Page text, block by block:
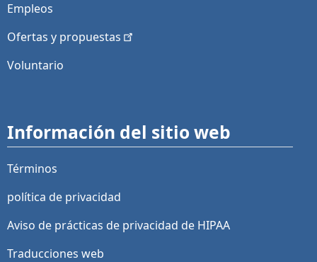
Empleos
Ofertas y propuestas
Voluntario
Información del sitio web
Términos
política de privacidad
Aviso de prácticas de privacidad de HIPAA
Traducciones web